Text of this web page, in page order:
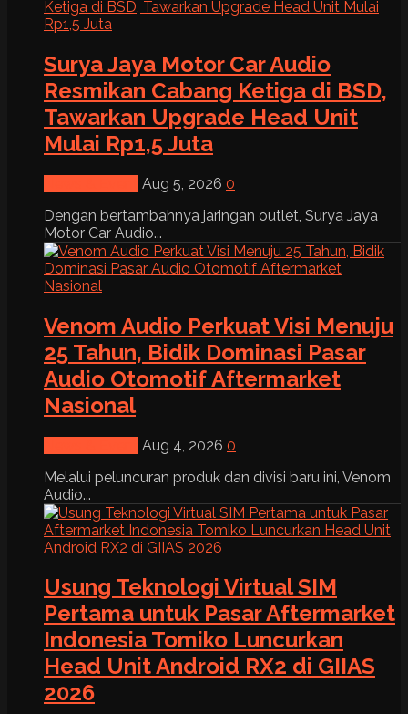
Surya Jaya Motor Car Audio
Resmikan Cabang Ketiga di BSD,
Tawarkan Upgrade Head Unit
Mulai Rp1,5 Juta
Aug 5, 2026 0
Dengan bertambahnya jaringan outlet, Surya Jaya
Motor Car Audio...
Venom Audio Perkuat Visi Menuju
25 Tahun, Bidik Dominasi Pasar
Audio Otomotif Aftermarket
Nasional
Aug 4, 2026 0
Melalui peluncuran produk dan divisi baru ini, Venom
Audio...
Usung Teknologi Virtual SIM
Pertama untuk Pasar Aftermarket
Indonesia Tomiko Luncurkan
Head Unit Android RX2 di GIIAS
2026